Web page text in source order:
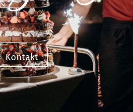
Kontakt